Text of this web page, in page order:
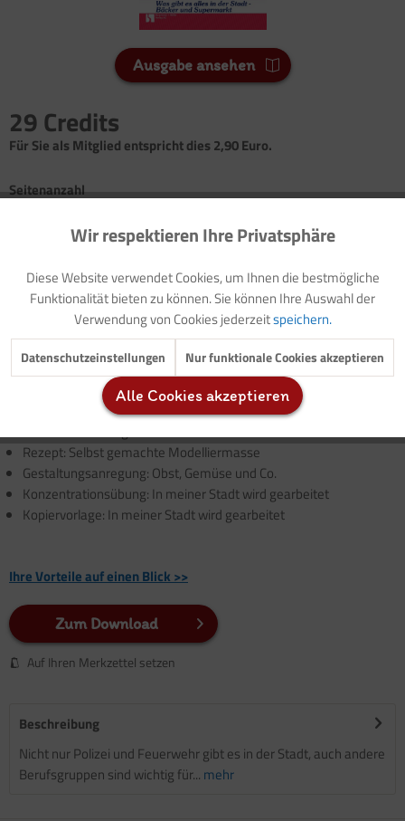
Ausgabe ansehen
29 Credits
Für Sie als Mitglied entspricht dies 2,90 Euro.
Seitenanzahl
Buchtipps)
Vorlage: Elternbrief
Bewegungslied: Backe, backe Kuchen
Experiment: Wie entsteht eigentlich Mehl?
Buchtipp
Gesprächsanregung: Gibt es nur eine Sorte Mehl?
Rezept: Hefefreie Brötchen
Rezept: Selbst gemachte Modelliermasse
Gestaltungsanregung: Obst, Gemüse und Co.
Konzentrationsübung: In meiner Stadt wird gearbeitet
Kopiervorlage: In meiner Stadt wird gearbeitet
Ihre Vorteile auf einen Blick >>
Zum Download
Auf Ihren Merkzettel setzen
Beschreibung
Nicht nur Polizei und Feuerwehr gibt es in der Stadt, auch andere
Berufsgruppen sind wichtig für... mehr
Funktionale Aktiv
Marketing Inaktiv
Tracking Inaktiv
Inaktiv
Wir respektieren Ihre Privatsphäre
Diese Website verwendet Cookies, um Ihnen die bestmögliche
Funktionalität bieten zu können. Sie können Ihre Auswahl der
Verwendung von Cookies jederzeitspeichern.
Datenschutzeinstellungen Nur funktionale Cookies akzeptieren
Alle Cookies akzeptieren